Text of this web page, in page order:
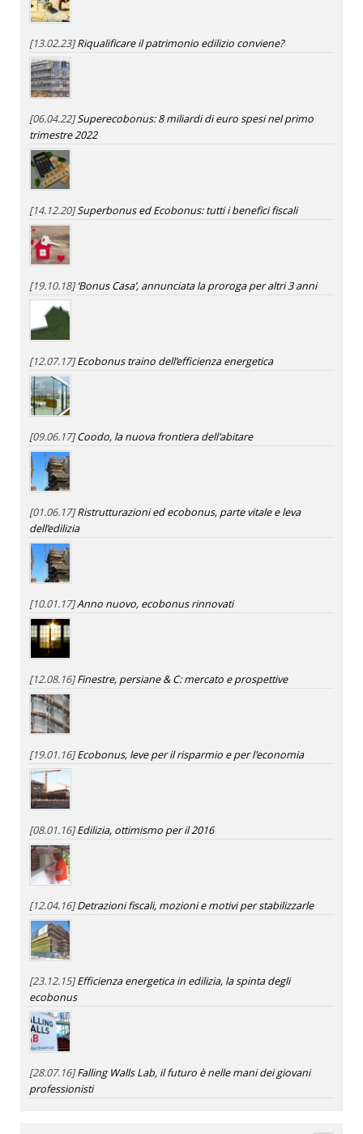
[13.02.23]Riqualificare il patrimonio edilizio conviene?
[06.04.22]Superecobonus: 8 miliardi di euro spesi nel primo
trimestre 2022
[14.12.20]Superbonus ed Ecobonus: tutti i benefici fiscali
[19.10.18]‘Bonus Casa’, annunciata la proroga per altri 3 anni
[12.07.17]Ecobonus traino dell’efficienza energetica
[09.06.17]Coodo, la nuova frontiera dell'abitare
[01.06.17]Ristrutturazioni ed ecobonus, parte vitale e leva
dell’edilizia
[10.01.17]Anno nuovo, ecobonus rinnovati
[12.08.16]Finestre, persiane & C: mercato e prospettive
[19.01.16]Ecobonus, leve per il risparmio e per l'economia
[08.01.16]Edilizia, ottimismo per il 2016
[12.04.16]Detrazioni fiscali, mozioni e motivi per stabilizzarle
[23.12.15]Efficienza energetica in edilizia, la spinta degli
ecobonus
[28.07.16]Falling Walls Lab, il futuro è nelle mani dei giovani
professionisti